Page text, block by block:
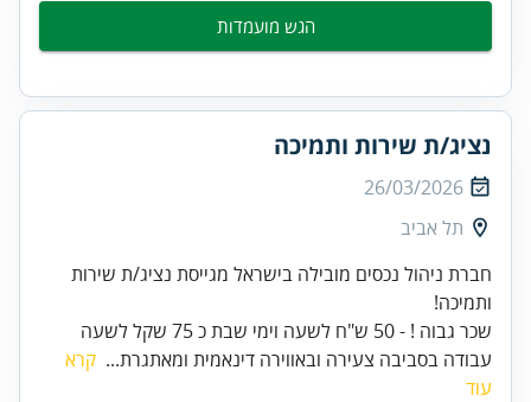
הגש מועמדות
נציג/ת שירות ותמיכה
26/03/2026
תל אביב
חברת ניהול נכסים מובילה בישראל מגייסת נציג/ת שירות
שכר גבוה ! - 50 ש"ח לשעה וימי שבת כ 75 שקל לשעה
עבודה בסביבה צעירה ובאווירה דינאמית ומאתגרת... קרא
עוד